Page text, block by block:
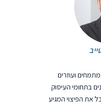
ועוזרים
בתחומי העיסוק
את הפיצוי המגיע